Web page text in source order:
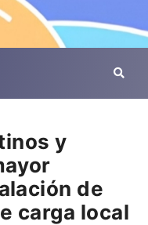
y
de
carga local